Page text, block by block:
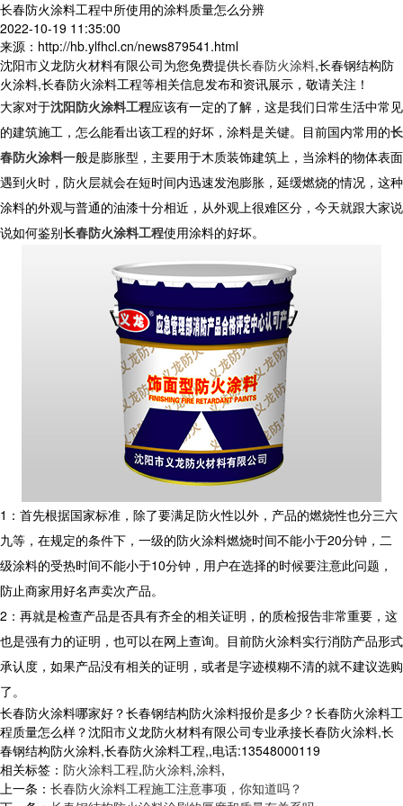
长春防火涂料工程中所使用的涂料质量怎么分辨
2022-10-19 11:35:00
来源：http://hb.ylfhcl.cn/news879541.html
沈阳市义龙防火材料有限公司为您免费提供长春防火涂料,长春钢结构防
火涂料,长春防火涂料工程等相关信息发布和资讯展示，敬请关注！
大家对于沈阳防火涂料工程应该有一定的了解，这是我们日常生活中常见
的建筑施工，怎么能看出该工程的好坏，涂料是关键。目前国内常用的长
春防火涂料一般是膨胀型，主要用于木质装饰建筑上，当涂料的物体表面
遇到火时，防火层就会在短时间内迅速发泡膨胀，延缓燃烧的情况，这种
涂料的外观与普通的油漆十分相近，从外观上很难区分，今天就跟大家说
说如何鉴别长春防火涂料工程使用涂料的好坏。
1：首先根据国家标准，除了要满足防火性以外，产品的燃烧性也分三六
九等，在规定的条件下，一级的防火涂料燃烧时间不能小于20分钟，二
级涂料的受热时间不能小于10分钟，用户在选择的时候要注意此问题，
防止商家用好名声卖次产品。
2：再就是检查产品是否具有齐全的相关证明，的质检报告非常重要，这
也是强有力的证明，也可以在网上查询。目前防火涂料实行消防产品形式
承认度，如果产品没有相关的证明，或者是字迹模糊不清的就不建议选购
了。
长春防火涂料哪家好？长春钢结构防火涂料报价是多少？长春防火涂料工
程质量怎么样？沈阳市义龙防火材料有限公司专业承接长春防火涂料,长
春钢结构防火涂料,长春防火涂料工程,,电话:13548000119
相关标签： 防火涂料工程,防火涂料,涂料,
上一条： 长春防火涂料工程施工注意事项，你知道吗？